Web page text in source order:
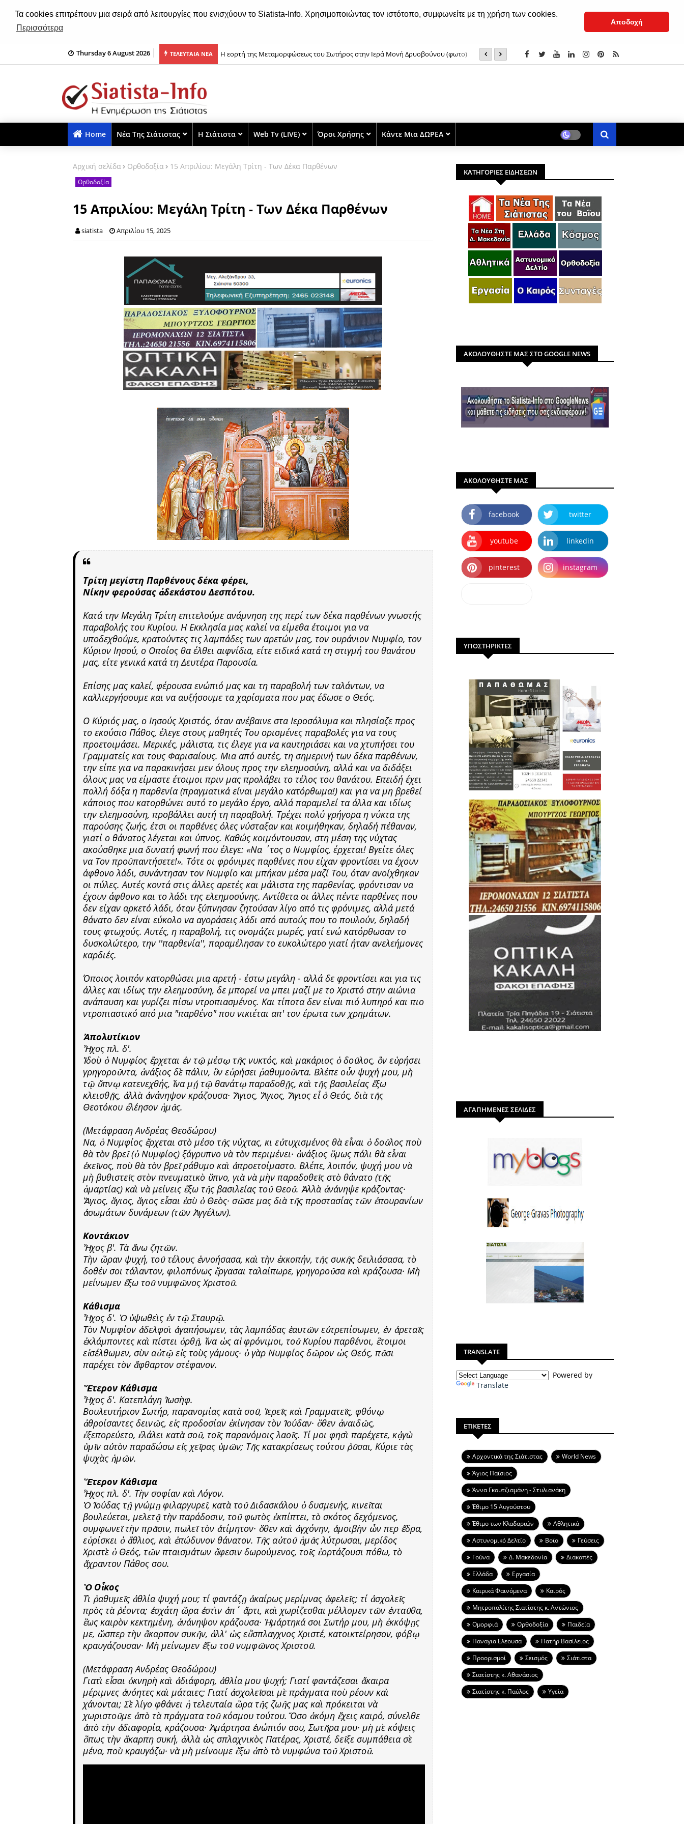
Τα cookies επιτρέπουν μια σειρά από λειτουργίες που ενισχύουν το Siatista-Info. Χρησιμοποιώντας τον ιστότοπο, συμφωνείτε με τη χρήση των cookies.
Περισσότερα
Αποδοχή
Thursday 6 August 2026 ΤΕΛΕΥΤΑΙΑ ΝΕΑ
Μεταμόρφωση του Σωτήρος: Γιατί ευλογούνται τα σταφύλια;
Το Θαύμα της Αγίας Νεφέλης στο Όρος Θαβώρ -
Home Νέα Της Σιάτιστας Η Σιάτιστα Web Tv (LIVE) Όροι Χρήσης Κάντε Μια ΔΩΡΕΑ
Αρχική σελίδα Ορθοδοξία 15 Απριλίου: Μεγάλη Τρίτη - Των Δέκα Παρθένων
Ορθοδοξία
15 Απριλίου: Μεγάλη Τρίτη - Των Δέκα Παρθένων
siatista Απριλίου 15, 2025
Τρίτη μεγίστη Παρθένους δέκα φέρει,
Νίκην φερούσας ἀδεκάστου Δεσπότου.
Κατά την Μεγάλη Τρίτη επιτελούμε ανάμνηση της περί των δέκα παρθένων γνωστής
παραβολής του Κυρίου. Η Εκκλησία μας καλεί να είμεθα έτοιμοι για να
υποδεχθούμε, κρατούντες τις λαμπάδες των αρετών μας, τον ουράνιον Νυμφίο, τον
Κύριον Ιησού, ο Οποίος θα έλθει αιφνίδια, είτε ειδικά κατά τη στιγμή του θανάτου
μας, είτε γενικά κατά τη Δευτέρα Παρουσία.
Επίσης μας καλεί, φέρουσα ενώπιό μας και τη παραβολή των ταλάντων, να
καλλιεργήσουμε και να αυξήσουμε τα χαρίσματα που μας έδωσε ο Θεός.
Ο Κύριός μας, ο Ιησούς Χριστός, όταν ανέβαινε στα Ιεροσόλυμα και πλησίαζε προς
το εκούσιο Πάθος, έλεγε στους μαθητές Του ορισμένες παραβολές για να τους
προετοιμάσει. Μερικές, μάλιστα, τις έλεγε για να καυτηριάσει και να χτυπήσει του
Γραμματείς και τους Φαρισαίους. Μια από αυτές, τη σημερινή των δέκα παρθένων,
την είπε για να παρακινήσει μεν όλους προς την ελεημοσύνη, αλλά και να διδάξει
όλους μας να είμαστε έτοιμοι πριν μας προλάβει το τέλος του θανάτου. Επειδή έχει
πολλή δόξα η παρθενία (πραγματικά είναι μεγάλο κατόρθωμα!) και για να μη βρεθεί
κάποιος που κατορθώνει αυτό το μεγάλο έργο, αλλά παραμελεί τα άλλα και ιδίως
την ελεημοσύνη, προβάλλει αυτή τη παραβολή. Τρέχει πολύ γρήγορα η νύκτα της
παρούσης ζωής, έτσι οι παρθένες όλες νύσταξαν και κοιμήθηκαν, δηλαδή πέθαναν,
γιατί ο θάνατος λέγεται και ύπνος. Καθώς κοιμόντουσαν, στη μέση της νύχτας
ακούσθηκε μια δυνατή φωνή που έλεγε: «Να ΄τος ο Νυμφίος, έρχεται! Βγείτε όλες
να Τον προϋπαντήσετε!». Τότε οι φρόνιμες παρθένες που είχαν φροντίσει να έχουν
άφθονο λάδι, συνάντησαν τον Νυμφίο και μπήκαν μέσα μαζί Του, όταν ανοίχθηκαν
οι πύλες. Αυτές κοντά στις άλλες αρετές και μάλιστα της παρθενίας, φρόντισαν να
έχουν άφθονο και το λάδι της ελεημοσύνης. Αντίθετα οι άλλες πέντε παρθένες που
δεν είχαν αρκετό λάδι, όταν ξύπνησαν ζητούσαν λίγο από τις φρόνιμες, αλλά μετά
θάνατο δεν είναι εύκολο να αγοράσεις λάδι από αυτούς που το πουλούν, δηλαδή
τους φτωχούς. Αυτές, η παραβολή, τις ονομάζει μωρές, γατί ενώ κατόρθωσαν το
δυσκολώτερο, την ''παρθενία'', παραμέλησαν το ευκολώτερο γιατί ήταν ανελεήμονες
καρδιές.
Όποιος λοιπόν κατορθώσει μια αρετή - έστω μεγάλη - αλλά δε φροντίσει και για τις
άλλες και ιδίως την ελεημοσύνη, δε μπορεί να μπει μαζί με το Χριστό στην αιώνια
ανάπαυση και γυρίζει πίσω ντροπιασμένος. Και τίποτα δεν είναι πιό λυπηρό και πιο
ντροπιαστικό από μια "παρθένο" που νικιέται απ' τον έρωτα των χρημάτων.
Ἀπολυτίκιον
Ἦχος πλ. δ'.
Ἰδοὺ ὁ Νυμφίος ἔρχεται ἐν τῷ μέσῳ τῆς νυκτός, καὶ μακάριος ὁ δοῦλος, ὃν εὑρήσει
γρηγοροῦντα, ἀνάξιος δὲ πάλιν, ὃν εὑρήσει ῥαθυμοῦντα. Βλέπε οὖν ψυχή μου, μὴ
τῷ ὕπνῳ κατενεχθής, ἵνα μῄ τῷ θανάτῳ παραδοθῇς, καὶ τῆς βασιλείας ἔξω
κλεισθῇς, ἀλλὰ ἀνάνηψον κράζουσα· Ἅγιος, Ἅγιος, Ἅγιος εἶ ὁ Θεός, διὰ τῆς
Θεοτόκου ἐλέησον ἡμᾶς.
(Μετάφραση Ανδρέας Θεοδώρου)
Να, ὁ Νυμφίος ἔρχεται στὸ μέσο τῆς νύχτας, κι εὐτυχισμένος θὰ εἶναι ὁ δοῦλος ποὺ
θὰ τὸν βρεῖ (ὁ Νυμφίος) ξάγρυπνο νὰ τὸν περιμένει· ἀνάξιος ὅμως πάλι θὰ εἶναι
ἐκεῖνος, ποὺ θὰ τὸν βρεῖ ράθυμο καὶ ἀπροετοίμαστο. Βλέπε, λοιπόν, ψυχή μου νὰ
μὴ βυθιστεῖς στὸν πνευματικὸ ὕπνο, γιὰ νὰ μὴν παραδοθεῖς στὸ θάνατο (τῆς
ἁμαρτίας) καὶ νὰ μείνεις ἔξω τῆς βασιλείας τοῦ Θεοῦ. Ἀλλὰ ἀνάνηψε κράζοντας·
Ἅγιος, ἅγιος, ἅγιος εἶσαι ἐσὺ ὁ Θεὸς· σῶσε μας διὰ τῆς προστασίας τῶν ἐπουρανίων
ἀσωμάτων δυνάμεων (τῶν Ἀγγέλων).
Κοντάκιον
Ἦχος β'. Τὰ ἄνω ζητῶν.
Τὴν ὥραν ψυχή, τοῦ τέλους ἐννοήσασα, καὶ τὴν ἐκκοπήν, τῆς συκῆς δειλιάσασα, τὸ
δοθέν σοι τάλαντον, φιλοπόνως ἔργασαι ταλαίπωρε, γρηγοροῦσα καὶ κράζουσα· Μὴ
μείνωμεν ἔξω τοῦ νυμφῶνος Χριστοῦ.
Κάθισμα
Ἦχος δ'. Ὁ ὑψωθεὶς ἐν τῷ Σταυρῷ.
Τὸν Νυμφίον ἀδελφοὶ ἀγαπήσωμεν, τὰς λαμπάδας ἑαυτῶν εὐτρεπίσωμεν, ἐν ἀρεταῖς
ἐκλάμποντες καὶ πίστει ὀρθῇ, ἵνα ὡς αἱ φρόνιμοι, τοῦ Κυρίου παρθένοι, ἕτοιμοι
εἰσέλθωμεν, σὺν αὐτῷ εἰς τοὺς γάμους· ὁ γὰρ Νυμφίος δῶρον ὡς Θεός, πᾶσι
παρέχει τὸν ἄφθαρτον στέφανον.
Ἕτερον Κάθισμα
Ἦχος δ'. Κατεπλάγη Ἰωσὴφ.
Βουλευτήριον Σωτήρ, παρανομίας κατὰ σοῦ, Ἱερεῖς καὶ Γραμματεῖς, φθόνῳ
ἀθροίσαντες δεινῶς, εἰς προδοσίαν ἐκίνησαν τὸν Ἰούδαν· ὅθεν ἀναιδῶς,
ἐξεπορεύετο, ἐλάλει κατὰ σοῦ, τοῖς παρανόμοις λαοῖς. Τί μοι φησὶ παρέχετε, κᾀγὼ
ὑμῖν αὐτὸν παραδώσω εἰς χεῖρας ὑμῶν; Τῆς κατακρίσεως τούτου ῥῦσαι, Κύριε τὰς
ψυχὰς ἡμῶν.
Ἕτερον Κάθισμα
Ἦχος πλ. δ'. Τὴν σοφίαν καὶ Λόγον.
Ὁ Ἰούδας τῇ γνώμῃ φιλαργυρεῖ, κατὰ τοῦ Διδασκάλου ὁ δυσμενής, κινεῖται
βουλεύεται, μελετᾷ τὴν παράδοσιν, τοῦ φωτὸς ἐκπίπτει, τὸ σκότος δεχόμενος,
συμφωνεῖ τὴν πρᾶσιν, πωλεῖ τὸν ἀτίμητον· ὅθεν καὶ ἀγχόνην, ἀμοιβὴν ὧν περ ἔδρα,
εὑρίσκει ὁ ἄθλιος, καὶ ἐπώδυνον θάνατον. Τῆς αὐτοῦ ἡμᾶς λύτρωσαι, μερίδος
Χριστὲ ὁ Θεός, τῶν πταισμάτων ἄφεσιν δωρούμενος, τοῖς ἑορτάζουσι πόθω, τὸ
ἄχραντον Πάθος σου.
Ὁ Οἶκος
Τὶ ῥαθυμεῖς ἀθλία ψυχή μου; τί φαντάζῃ ἀκαίρως μερίμνας ἀφελεῖς; τί ἀσχολεῖς
πρὸς τὰ ῥέοντα; ἐσχάτη ὥρα ἐστὶν ἀπ΄ ἄρτι, καὶ χωρίζεσθαι μέλλομεν τῶν ἐνταῦθα,
ἕως καιρὸν κεκτημένη, ἀνάνηψον κράζουσα· Ἡμάρτηκά σοι Σωτήρ μου, μὴ ἐκκόψῃς
με, ὥσπερ τὴν ἄκαρπον συκῆν, ἀλλ' ὡς εὔσπλαγχνος Χριστέ, κατοικτείρησον, φόβῳ
κραυγάζουσαν· Μὴ μείνωμεν ἔξω τοῦ νυμφῶνος Χριστοῦ.
(Μετάφραση Ανδρέας Θεοδώρου)
Γιατὶ εἶσαι ὀκνηρὴ καὶ ἀδιάφορη, ἀθλία μου ψυχή; Γιατί φαντάζεσαι ἄκαιρα
μέριμνες ἀνόητες καὶ μάταιες; Γιατί ἀσχολεῖσαι μὲ πράγματα ποὺ ρέουν καὶ
χάνονται; Σὲ λίγο φθάνει ἡ τελευταία ὥρα τῆς ζωῆς μας καὶ πρόκειται νὰ
χωριστοῦμε ἀπὸ τὰ πράγματα τοῦ κόσμου τούτου. Ὅσο ἀκόμη ἔχεις καιρό, σύνελθε
ἀπὸ τὴν ἀδιαφορία, κράζουσα· Ἁμάρτησα ἐνώπιόν σου, Σωτῆρα μου· μὴ μὲ κόψεις
ὅπως τὴν ἄκαρπη συκή, ἀλλὰ ὡς σπλαχνικὸς Πατέρας, Χριστέ, δεῖξε συμπάθεια σὲ
μένα, ποὺ κραυγάζω· νὰ μὴ μείνουμε ἔξω ἀπὸ τὸ νυμφώνα τοῦ Χριστοῦ.
ΚΑΤΗΓΟΡΙΕΣ ΕΙΔΗΣΕΩΝ
ΑΚΟΛΟΥΘΗΣΤΕ ΜΑΣ ΣΤΟ GOOGLE NEWS
ΑΚΟΛΟΥΘΗΣΤΕ ΜΑΣ
facebook twitter
youtube linkedin
pinterest instagram
ΥΠΟΣΤΗΡΙΚΤΕΣ
ΑΓΑΠΗΜΕΝΕΣ ΣΕΛΙΔΕΣ
TRANSLATE
Powered by
Translate
ΕΤΙΚΕΤΕΣ
Aρχοντικά της Σιάτιστας
World News
Άγιος Παϊσιος
Άννα Γκουτζιαμάνη - Στυλιανάκη
Έθιμο 15 Αυγούστου
Έθιμο των Κλαδαριών
Αθλητικά
Αστυνομικό Δελτίο
Βοϊο
Γεύσεις
Γούνα
Δ. Μακεδονία
Διακοπές
Ελλάδα
Εργασία
Καιρικά Φαινόμενα
Καιρός
Μητροπολίτης Σιατίστης κ. Αντώνιος
Ομορφιά
Ορθοδοξία
Παιδεία
Παναγια Ελεουσα
Πατήρ Βασίλειος
Προορισμοί
Σεισμός
Σιάτιστα
Σιατίστης κ. Αθανάσιος
Σιατίστης κ. Παύλος
Υγεία